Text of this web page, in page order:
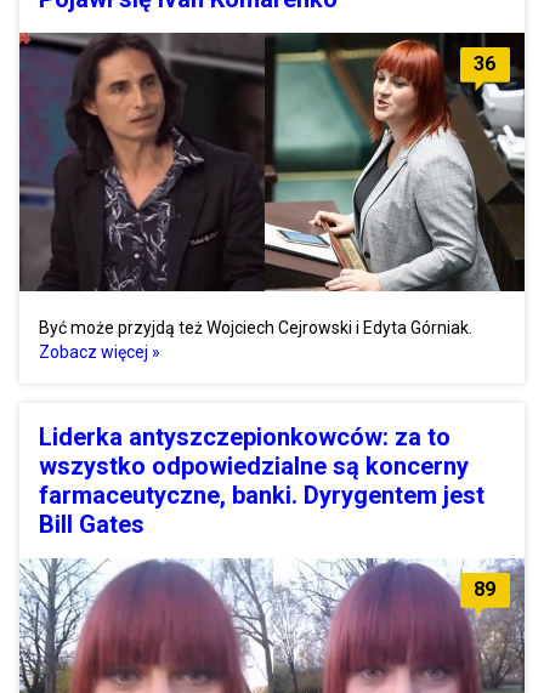
36
Być może przyjdą też Wojciech Cejrowski i Edyta Górniak.
Zobacz więcej »
Liderka antyszczepionkowców: za to
wszystko odpowiedzialne są koncerny
farmaceutyczne, banki. Dyrygentem jest
Bill Gates
89